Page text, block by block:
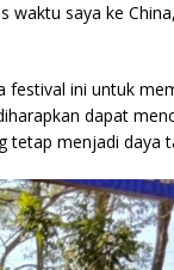
waktu saya ke
festival ini untuk
dapat
tetap menjadi daya